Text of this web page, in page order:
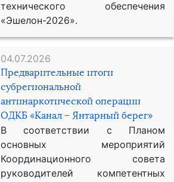
технического обеспечения
«Эшелон-2026».
04.07.2026
Предварительные итоги
субрегиональной
антинаркотической операции
ОДКБ «Канал – Янтарный берег»
В соответствии с Планом
основных мероприятий
Координационного совета
руководителей компетентных